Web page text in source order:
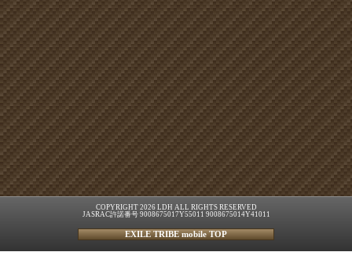
COPYRIGHT 2026 LDH ALL RIGHTS RESERVED
JASRAC許諾番号 9008675017Y55011 9008675014Y41011
EXILE TRIBE mobile TOP